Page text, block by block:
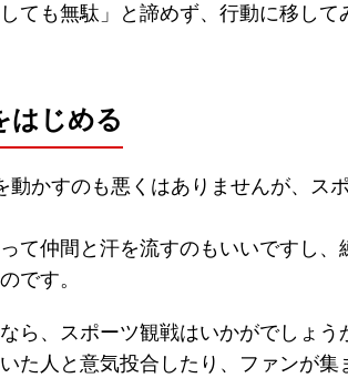
ても無駄」と諦めず、行動に移して
はじめる
動かすのも悪くはありませんが、ス
て仲間と汗を流すのもいいですし、
です。
ら、スポーツ観戦はいかがでしょう
た人と意気投合したり、ファンが集